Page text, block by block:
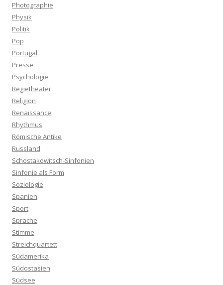
Photographie
Physik
Politik
Pop
Portugal
Presse
Psychologie
Regietheater
Religion
Renaissance
Rhythmus
Römische Antike
Russland
Schostakowitsch-Sinfonien
Sinfonie als Form
Soziologie
Spanien
Sport
Sprache
Stimme
Streichquartett
Südamerika
Südostasien
Südsee